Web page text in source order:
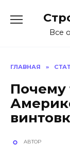
содержаниюВсе
ГЛАВНАЯ »
Почему
АВТОР